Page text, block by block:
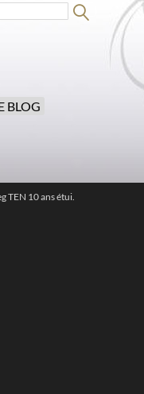
BLOG
TEN 10 ans étui.